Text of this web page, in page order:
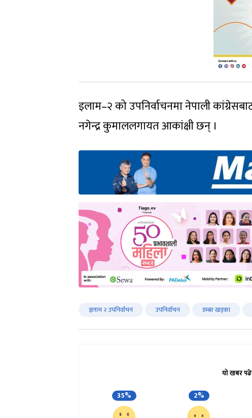
इलाम–२ को उपनिर्वाचनमा नेपाली
नगेन्द्र कुमाललगायत आकांक्षी छन् ।
इलाम २ उपनिर्वाचन उपनिर्वाचन डम्बर खड्का
यो खबर
35% 2%